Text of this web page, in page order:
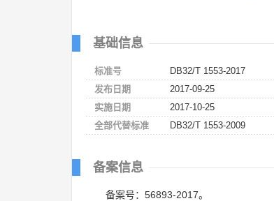
基础信息
标准号
DB32/T 1553-2017
发布日期
2017-09-25
实施日期
2017-10-25
全部代替标准
DB32/T 1553-2009
备案信息
备案号：56893-2017。